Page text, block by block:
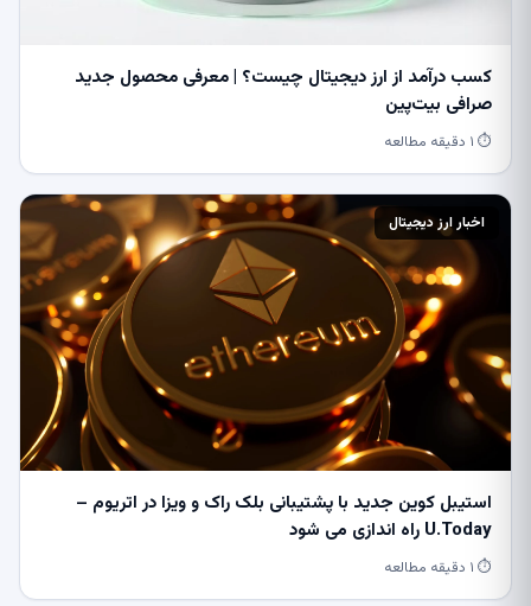
کسب درآمد از ارز دیجیتال چیست؟ | معرفی محصول جدید
صرافی بیت‌پین
⏱ ۱ دقیقه مطالعه
اخبار ارز دیجیتال
استیبل کوین جدید با پشتیبانی بلک راک و ویزا در اتریوم –
U.Today راه اندازی می شود
⏱ ۱ دقیقه مطالعه